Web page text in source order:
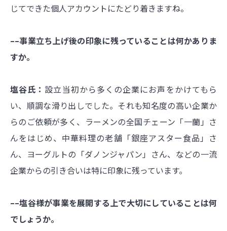
じてできた個人アカウントにたどり着きますね。
––事業立ち上げ後の印象に残っていることは何かありま
すか。
塩谷氏： 設立当初から多くの企業にお声をかけてもら
い、順調な滑り出しでした。それも知名度の高い企業か
らのご依頼が多く、ラーメンの全国チェーン「一蘭」さ
んをはじめ、中華料理の老舗「銀座アスター食品」さ
ん、ヨーグルトの「ダノンジャパン」さん、などの一流
企業からの引き合いは特に印象に残っています。
––塩谷様が事業を展開する上で大切にしていることは何
でしょうか。